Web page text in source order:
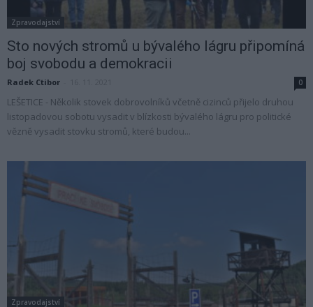
Zpravodajství
Sto nových stromů u bývalého lágru připomíná
boj svobodu a demokracii
Radek Ctibor 0
LEŠETICE - Několik stovek dobrovolníků včetně cizinců přijelo druhou
listopadovou sobotu vysadit v blízkosti bývalého lágru pro politické
vězně vysadit stovku stromů, které budou...
Zpravodajství